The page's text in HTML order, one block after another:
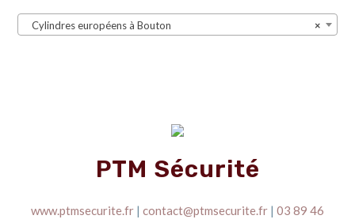
×
Cylindres européens à Bouton
PTM Sécurité
www.ptmsecurite.fr | contact@ptmsecurite.fr | 03 89 46